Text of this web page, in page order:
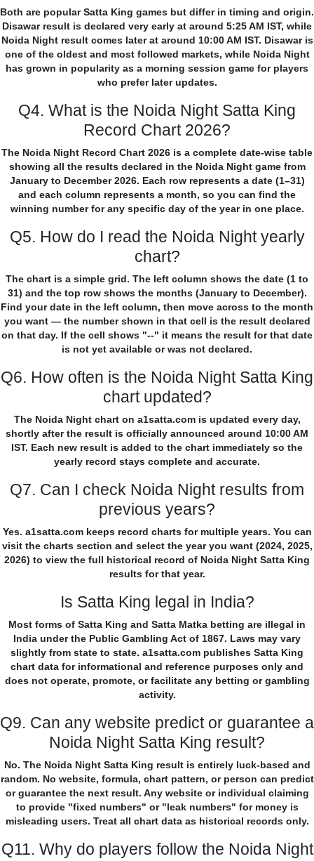
Both are popular Satta King games but differ in timing and origin.
Disawar result is declared very early at around 5:25 AM IST, while
Noida Night result comes later at around 10:00 AM IST. Disawar is
one of the oldest and most followed markets, while Noida Night
has grown in popularity as a morning session game for players
who prefer later updates.
Q4. What is the Noida Night Satta King
Record Chart 2026?
The Noida Night Record Chart 2026 is a complete date-wise table
showing all the results declared in the Noida Night game from
January to December 2026. Each row represents a date (1–31)
and each column represents a month, so you can find the
winning number for any specific day of the year in one place.
Q5. How do I read the Noida Night yearly
chart?
The chart is a simple grid. The left column shows the date (1 to
31) and the top row shows the months (January to December).
Find your date in the left column, then move across to the month
you want — the number shown in that cell is the result declared
on that day. If the cell shows "--" it means the result for that date
is not yet available or was not declared.
Q6. How often is the Noida Night Satta King
chart updated?
The Noida Night chart on a1satta.com is updated every day,
shortly after the result is officially announced around 10:00 AM
IST. Each new result is added to the chart immediately so the
yearly record stays complete and accurate.
Q7. Can I check Noida Night results from
previous years?
Yes. a1satta.com keeps record charts for multiple years. You can
visit the charts section and select the year you want (2024, 2025,
2026) to view the full historical record of Noida Night Satta King
results for that year.
Is Satta King legal in India?
Most forms of Satta King and Satta Matka betting are illegal in
India under the Public Gambling Act of 1867. Laws may vary
slightly from state to state. a1satta.com publishes Satta King
chart data for informational and reference purposes only and
does not operate, promote, or facilitate any betting or gambling
activity.
Q9. Can any website predict or guarantee a
Noida Night Satta King result?
No. The Noida Night Satta King result is entirely luck-based and
random. No website, formula, chart pattern, or person can predict
or guarantee the next result. Any website or individual claiming
to provide "fixed numbers" or "leak numbers" for money is
misleading users. Treat all chart data as historical records only.
Q11. Why do players follow the Noida Night